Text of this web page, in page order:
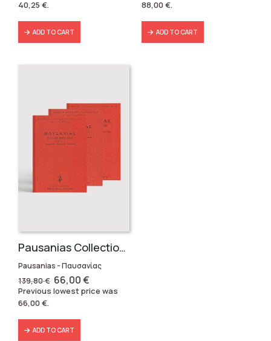
57,49 €.
40,25 €.
ADD TO CART
88,00€.
ADD TO CART
Pausanias Collection – Hardbound (3 volumes)
Pausanias - Παυσανίας
139,80€ Original
price
was:
66,00€Current
price
is:
Previous lowest price was
66,00€.
ADD TO CART